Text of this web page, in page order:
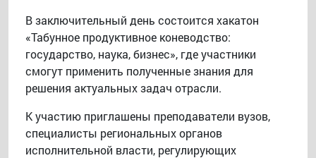
В заключительный день состоится хакатон
«Табунное продуктивное коневодство:
государство, наука, бизнес», где участники
смогут применить полученные знания для
решения актуальных задач отрасли.
К участию приглашены преподаватели вузов,
специалисты региональных органов
исполнительной власти, регулирующих